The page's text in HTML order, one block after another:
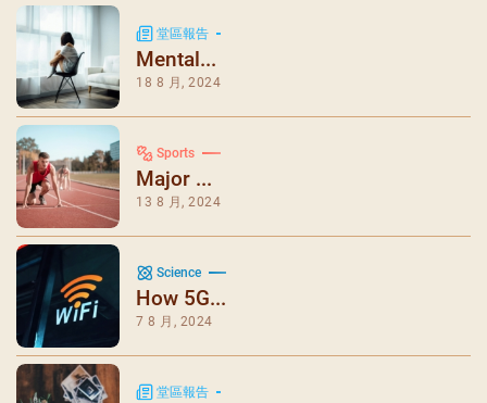
堂區報告
Mental...
18 8 月, 2024
Sports
Major ...
13 8 月, 2024
Science
How 5G...
7 8 月, 2024
堂區報告